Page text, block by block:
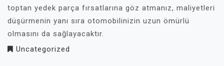
toptan yedek parça fırsatlarına göz atmanız, maliyetleri
düşürmenin yanı sıra otomobilinizin uzun ömürlü
olmasını da sağlayacaktır.
Uncategorized